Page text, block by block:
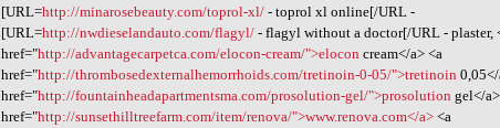
[URL=http://minarosebeauty.com/toprol-xl/ - toprol xl online[/URL -
[URL=http://nwdieselandauto.com/flagyl/ - flagyl without a doctor[/URL - plaster,
href="http://advantagecarpetca.com/elocon-cream/">elocon cream</a> <a
href="http://thrombosedexternalhemorrhoids.com/tretinoin-0-05/">tretinoin
href="http://fountainheadapartmentsma.com/prosolution-gel/">prosolution gel</
href="http://sunsethilltreefarm.com/item/renova/">www.renova.com</a> <a